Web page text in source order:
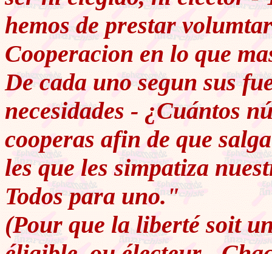
hemos de prestar
Cooperacion en lo que
De cada uno segun sus
necesidades - ¿Cuántos
cooperas afin de que
les que les simpatiza
Todos para uno."
(Pour que la liberté soit